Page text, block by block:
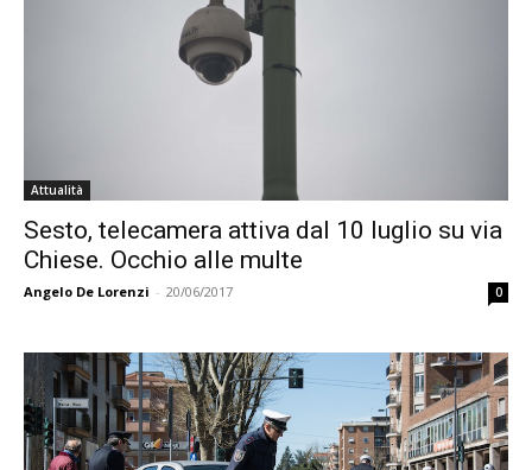
Attualità
Sesto, telecamera attiva dal 10 luglio su via
Chiese. Occhio alle multe
Angelo De Lorenzi - 20/06/2017 0